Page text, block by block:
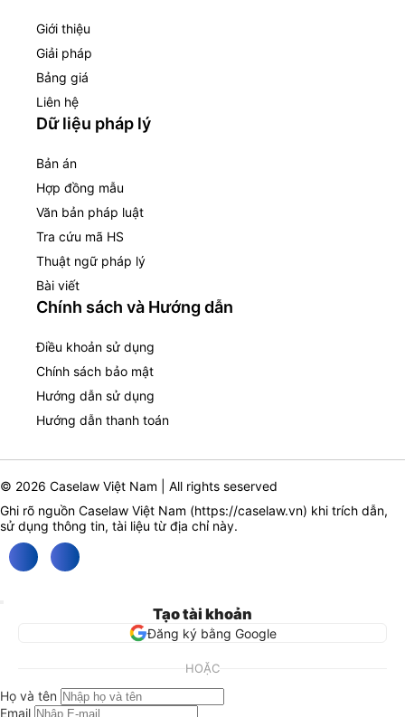
Giới thiệu
Giải pháp
Bảng giá
Liên hệ
Dữ liệu pháp lý
Bản án
Hợp đồng mẫu
Văn bản pháp luật
Tra cứu mã HS
Thuật ngữ pháp lý
Bài viết
Chính sách và Hướng dẫn
Điều khoản sử dụng
Chính sách bảo mật
Hướng dẫn sử dụng
Hướng dẫn thanh toán
© 2026 Caselaw Việt Nam | All rights seserved
Ghi rõ nguồn Caselaw Việt Nam (https://caselaw.vn) khi trích dẫn,
sử dụng thông tin, tài liệu từ địa chỉ này.
Tạo tài khoản
Đăng ký bằng Google
HOẶC
Họ và tên
Email